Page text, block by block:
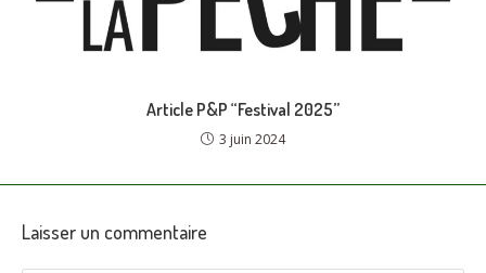
Article P&P “Festival 2025”
3 juin 2024
Laisser un commentaire